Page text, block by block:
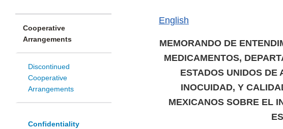
Cooperative
Arrangements
Discontinued
Cooperative
Arrangements
Confidentiality
English
MEMORANDO DE
MEDICAMENTOS,
ESTADOS UNIDOS DE
INOCUIDAD, Y
MEXICANOS SOBRE EL